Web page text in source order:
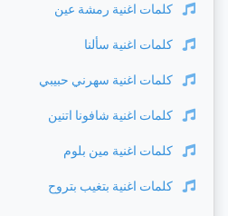
كلمات اغنية رمشة عين
كلمات اغنية سألنا
كلمات اغنية سهرني حبيبي
كلمات اغنية شافونا اتنين
كلمات اغنية مين بلوم
كلمات اغنية بتغيب بتروح